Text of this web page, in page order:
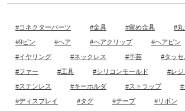
#コネクターパーツ #金具 #留め金具 #丸
#9ピン #ヘア #ヘアクリップ #ヘアピン
#イヤリング #ネックレス #手芸 #タッセ
#ファー #工具 #シリコンモールド #レジ
#ステンレス #キーホルダ #ストラップ #
#ディスプレイ #タグ #テープ #リボン